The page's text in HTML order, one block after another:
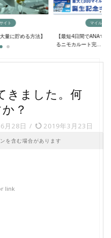
イト
量に貯める方法】
マイルの
【最短4日間でANAマ
るニモカルート完...
きました。何
？
月28日 / 2019年3月23日
を含む場合があります
link